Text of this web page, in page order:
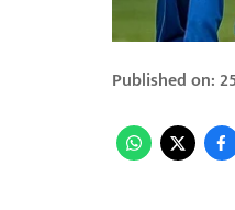
Published on: